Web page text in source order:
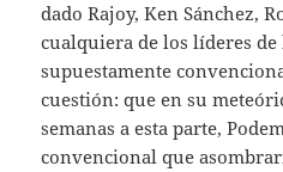
dado Rajoy, Ken Sánchez,
cualquiera de los líderes
supuestamente
cuestión: que en su
semanas a esta parte,
convencional que